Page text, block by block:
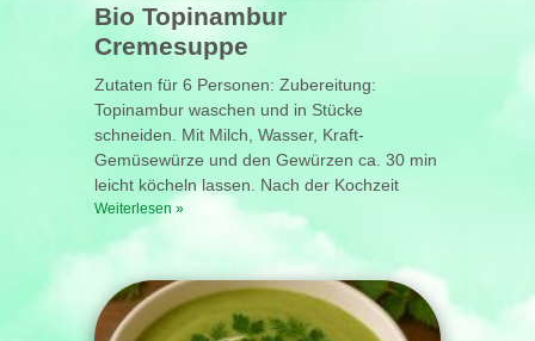
Bio Topinambur
Cremesuppe
Zutaten für 6 Personen: Zubereitung:
Topinambur waschen und in Stücke
schneiden. Mit Milch, Wasser, Kraft-
Gemüsewürze und den Gewürzen ca. 30 min
leicht köcheln lassen. Nach der Kochzeit
Weiterlesen »